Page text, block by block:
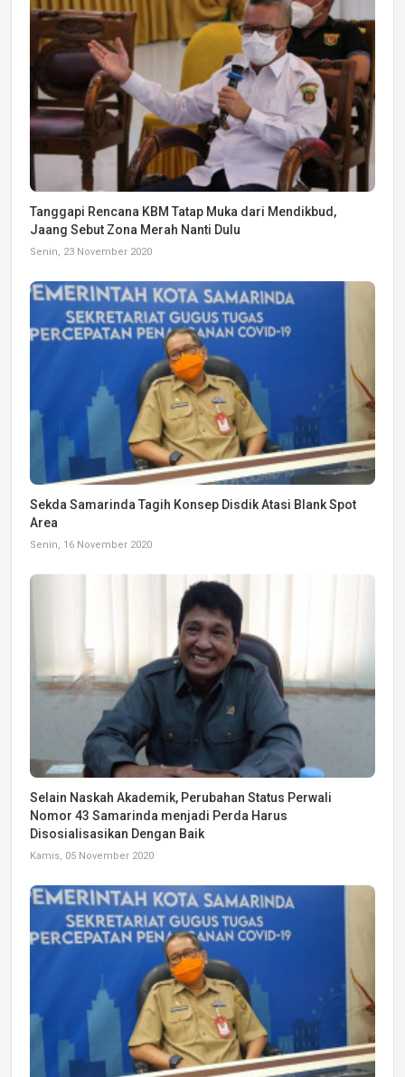
Tanggapi Rencana KBM Tatap Muka dari Mendikbud,
Jaang Sebut Zona Merah Nanti Dulu
Senin, 23 November 2020
Sekda Samarinda Tagih Konsep Disdik Atasi Blank Spot
Area
Senin, 16 November 2020
Selain Naskah Akademik, Perubahan Status Perwali
Nomor 43 Samarinda menjadi Perda Harus
Disosialisasikan Dengan Baik
Kamis, 05 November 2020